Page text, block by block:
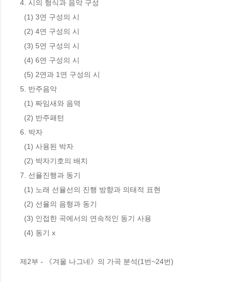
4. 시의 형식과 음악 구성
5. 반주음악
6. 박자
7. 선율진행과 동기
제2부 - 《겨울 나그네》의 가곡 분석(1번~24번)